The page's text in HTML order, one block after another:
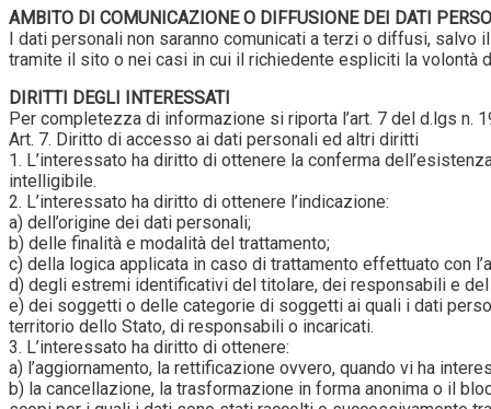
AMBITO DI COMUNICAZIONE O DIFFUSIONE DEI DATI
I dati personali non saranno comunicati a terzi o diffusi,
tramite il sito o nei casi in cui il richiedente espliciti la volontà
DIRITTI DEGLI INTERESSATI
Per completezza di informazione si riporta l’art. 7 del d.lgs n.
Art. 7. Diritto di accesso ai dati personali ed altri diritti
1. L’interessato ha diritto di ottenere la conferma
intelligibile.
2. L’interessato ha diritto di ottenere l’indicazione:
a) dell’origine dei dati personali;
b) delle finalità e modalità del trattamento;
c) della logica applicata in caso di trattamento effettuato con
d) degli estremi identificativi del titolare, dei responsabili e
e) dei soggetti o delle categorie di soggetti ai quali i dati
territorio dello Stato, di responsabili o incaricati.
3. L’interessato ha diritto di ottenere:
a) l’aggiornamento, la rettificazione ovvero, quando vi ha
b) la cancellazione, la trasformazione in forma anonima o il